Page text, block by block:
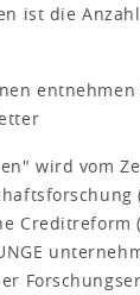
ist die
entnehmen
wird vom
Creditreform